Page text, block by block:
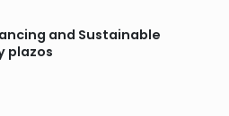
and Sustainable
plazos